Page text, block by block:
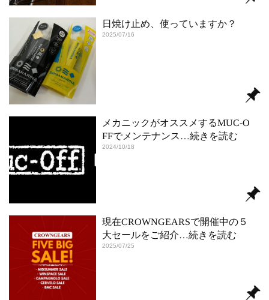
日焼け止め、使っていますか？
2025/07/16
メカニックがオススメするMUC-O
FFでメンテナンス …続きを読む
2024/10/18
現在CROWNGEARSで開催中の５
大セールをご紹介…続きを読む
2025/07/25